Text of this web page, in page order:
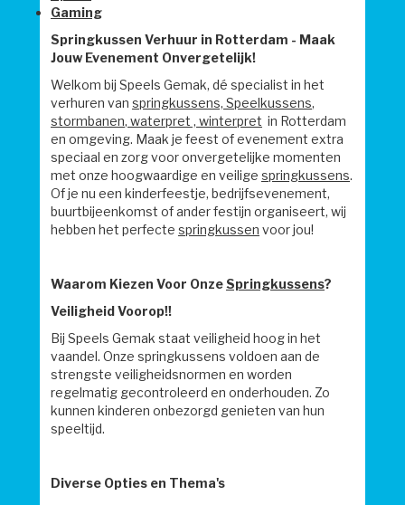
Gaming
Springkussen Verhuur in Rotterdam - Maak
Jouw Evenement Onvergetelijk!
Welkom bij Speels Gemak, dé specialist in het
verhuren van springkussens, Speelkussens,
stormbanen, waterpret , winterpret in Rotterdam
en omgeving. Maak je feest of evenement extra
speciaal en zorg voor onvergetelijke momenten
met onze hoogwaardige en veilige springkussens.
Of je nu een kinderfeestje, bedrijfsevenement,
buurtbijeenkomst of ander festijn organiseert, wij
hebben het perfecte springkussen voor jou!
Waarom Kiezen Voor OnzeSpringkussens?
Veiligheid Voorop!!
Bij Speels Gemak staat veiligheid hoog in het
vaandel. Onze springkussens voldoen aan de
strengste veiligheidsnormen en worden
regelmatig gecontroleerd en onderhouden. Zo
kunnen kinderen onbezorgd genieten van hun
speeltijd.
Diverse Opties en Thema's